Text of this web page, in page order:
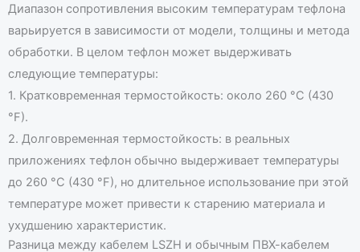
Диапазон сопротивления высоким температурам тефлона
варьируется в зависимости от модели, толщины и метода
обработки. В целом тефлон может выдерживать
следующие температуры:
1. Кратковременная термостойкость: около 260 °C (430
°F).
2. Долговременная термостойкость: в реальных
приложениях тефлон обычно выдерживает температуры
до 260 °C (430 °F), но длительное использование при этой
температуре может привести к старению материала и
ухудшению характеристик.
Разница между кабелем LSZH и обычным ПВХ-кабелем